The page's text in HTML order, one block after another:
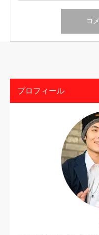
プロフィール